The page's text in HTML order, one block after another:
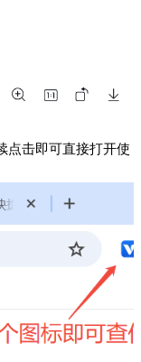
点击即可直接打开使